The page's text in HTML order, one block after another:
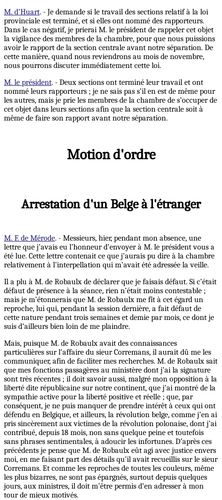
M. d’Huart. - Je demande si le travail des sections relatif à la loi
provinciale est terminé, et si elles ont nommé des rapporteurs.
Dans le cas négatif, je prierai M. le président de rappeler cet objet
la vigilance des membres de la chambre, pour que nous puissions
avoir le rapport de la section centrale avant notre séparation. De
cette manière, quand nous reviendrons au mois de novembre,
nous pourrons discuter immédiatement cette loi.
M. le président. - Deux sections ont terminé leur travail et ont
nommé leurs rapporteurs ; je ne sais pas s’il en est de même pour
les autres, mais je prie les membres de la chambre de s’occuper de
cet objet dans leurs sections afin que la section centrale soit à
même de faire son rapport avant notre séparation.
Motion d'ordre
Arrestation d'un Belge à l'étranger
M. F. de Mérode. - Messieurs, hier, pendant mon absence, une
lettre que j’avais eu l’honneur d’envoyer à M. le président vous a
été lue. Cette lettre contenait ce que j’aurais pu dire à la chambre
relativement à l’interpellation qui m’avait été adressée la veille.
Il a plu à M. de Robaulx de déclarer que je faisais défaut. Si c’était
défaut de présence à la séance, rien n’était moins contestable ;
mais je m’étonnerais que M. de Robaulx me fît à cet égard un
reproche, lui qui, pendant la session dernière, a fait défaut de
cette nature pendant trois semaines et demie par mois, ce dont je
suis d’ailleurs bien loin de me plaindre.
Mais, puisque M. de Robaulx avait des connaissances
particulières sur l’affaire du sieur Corremans, il aurait dû me les
communiquer, afin de faciliter mes recherches. M. de Robaulx sait
que mes fonctions passagères au ministère dont j’ai la signature
sont très récentes ; il doit savoir aussi, malgré mon opposition à la
liberté dite républicaine sur notre continent, que j’ai montré de la
sympathie active pour la liberté positive et réelle ; que, par
conséquent, je ne puis manquer de prendre intérêt à ceux qui ont
défendu en Belgique, et ailleurs, la révolution belge, comme j’en ai
pris sincèrement aux victimes de la révolution polonaise, dont j’ai
contribué, depuis 18 mois, non sans quelque peine et toutefois
sans phrases sentimentales, à adoucir les infortunes. D’après ces
précédents je pense que M. de Robaulx eût agi avec justice envers
moi, en me faisant part des détails qu’il avait recueillis sur le sieur
Corremans. Et comme les reproches de toutes les couleurs, même
les plus bizarres, ne sont pas épargnés, surtout depuis quelques
jours, aux ministres, il doit m’être permis d’en adresser à mon
tour de mieux motivés.